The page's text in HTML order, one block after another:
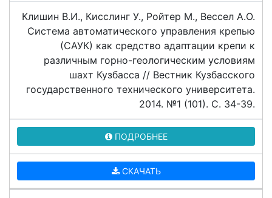
Клишин В.И., Кисслинг У., Ройтер М., Вессел А.О.
Система автоматического управления крепью
(САУК) как средство адаптации крепи к
различным горно-геологическим условиям
шахт Кузбасса // Вестник Кузбасского
государственного технического университета.
2014. №1 (101). C. 34-39.
ПОДРОБНЕЕ
СКАЧАТЬ